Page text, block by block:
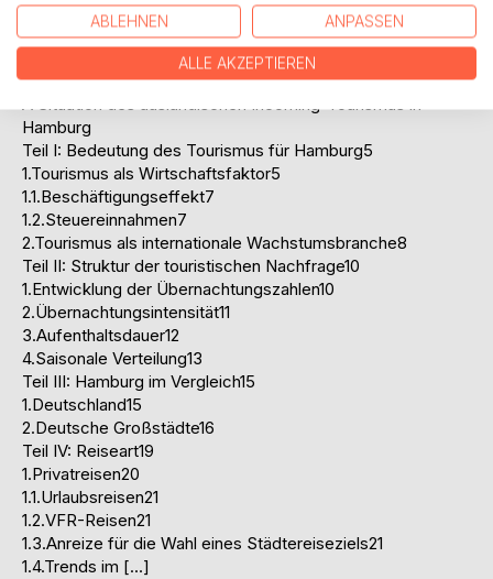
1.Einführung ins Thema1
2.Problemstellung1
3.Aufbau der Arbeit2
4.Vorgehensweise3
A:Situation des ausländischen Incoming-Tourismus in
Hamburg
Teil I: Bedeutung des Tourismus für Hamburg5
1.Tourismus als Wirtschaftsfaktor5
1.1.Beschäftigungseffekt7
1.2.Steuereinnahmen7
2.Tourismus als internationale Wachstumsbranche8
Teil II: Struktur der touristischen Nachfrage10
1.Entwicklung der Übernachtungszahlen10
2.Übernachtungsintensität11
3.Aufenthaltsdauer12
4.Saisonale Verteilung13
Teil III: Hamburg im Vergleich15
1.Deutschland15
2.Deutsche Großstädte16
Teil IV: Reiseart19
1.Privatreisen20
1.1.Urlaubsreisen21
1.2.VFR-Reisen21
1.3.Anreize für die Wahl eines Städtereiseziels21
1.4.Trends im […]
ABLEHNEN ANPASSEN
ALLE AKZEPTIEREN